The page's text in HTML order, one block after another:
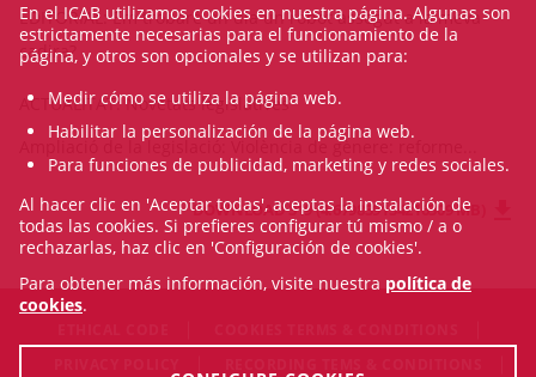
EDITORIAL:Em trobaré un dia un robot assegut a la meva
cadira?
ACTUALITAT:Novetats legislatives
Ampliació de la legislació: Violència de gènere: reforme...
DOWNLOAD 319 (4.679839134216309 MB)
En el ICAB utilizamos cookies en nuestra página. Algunas son
estrictamente necesarias para el funcionamiento de la
página, y otros son opcionales y se utilizan para:
Medir cómo se utiliza la página web.
Habilitar la personalización de la página web.
Para funciones de publicidad, marketing y redes sociales.
Al hacer clic en 'Aceptar todas', aceptas la instalación de
todas las cookies. Si prefieres configurar tú mismo / a o
rechazarlas, haz clic en 'Configuración de cookies'.
Para obtener más información, visite nuestra política de
cookies.